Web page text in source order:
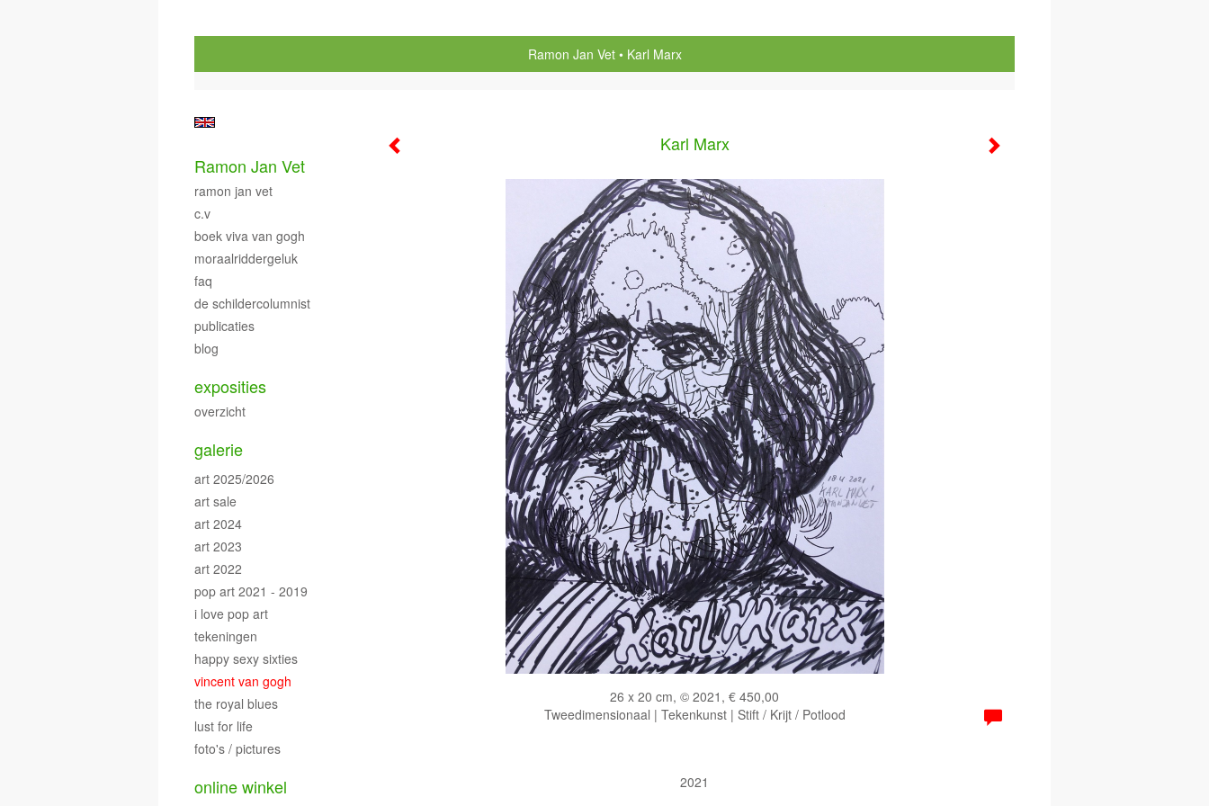
Ramon Jan Vet Karl Marx
Karl Marx
26 x 20 cm, © 2021, € 450,00
Tweedimensionaal | Tekenkunst | Stift / Krijt / Potlood
2021
Ramon Jan Vet
ramon jan vet
c.v
boek viva van gogh
moraalriddergeluk
faq
de schildercolumnist
publicaties
blog
exposities
overzicht
galerie
art 2025/2026
art sale
art 2024
art 2023
art 2022
pop art 2021 - 2019
i love pop art
tekeningen
happy sexy sixties
vincent van gogh
the royal blues
lust for life
foto's / pictures
online winkel